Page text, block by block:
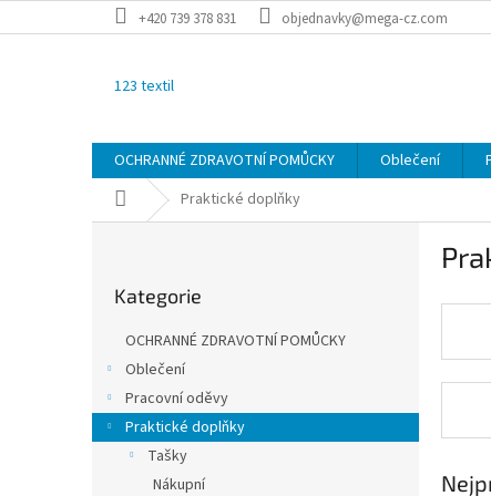
na
+420 739 378 831 objednavky@mega-cz.com
123 textil
OCHRANNÉ ZDRAVOTNÍ POMŮCKY Oblečení
Domů Praktické doplňky
kategorie
Kategorie
OCHRANNÉ ZDRAVOTNÍ POMŮCKY
Oblečení
Pracovní oděvy
Praktické doplňky
Tašky
Nákupní